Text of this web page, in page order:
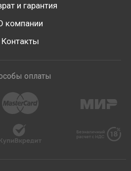
и гарантия
компании
Контакты
оплаты